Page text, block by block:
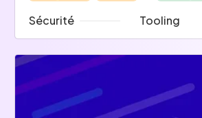
Sécurité
Keycloack Vault
Tooling
SSH